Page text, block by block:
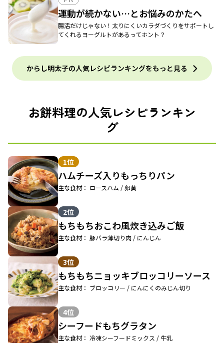
運動が続かない…とお悩みのかたへ
腸活だけじゃない！太りにくいカラダづくりをサポートし
てくれるヨーグルトがあるってホント？
からし明太子の人気レシピランキングをもっと見る
お餅料理の人気レシピランキン
グ
1位
ハムチーズ入りもっちりパン
主な食材： ロースハム / 卵黄
2位
もちもちおこわ風炊き込みご飯
主な食材： 豚バラ薄切り肉 / にんじん
3位
もちもちニョッキブロッコリーソース
主な食材： ブロッコリー / にんにくのみじん切り
4位
シーフードもちグラタン
主な食材： 冷凍シーフードミックス / 牛乳